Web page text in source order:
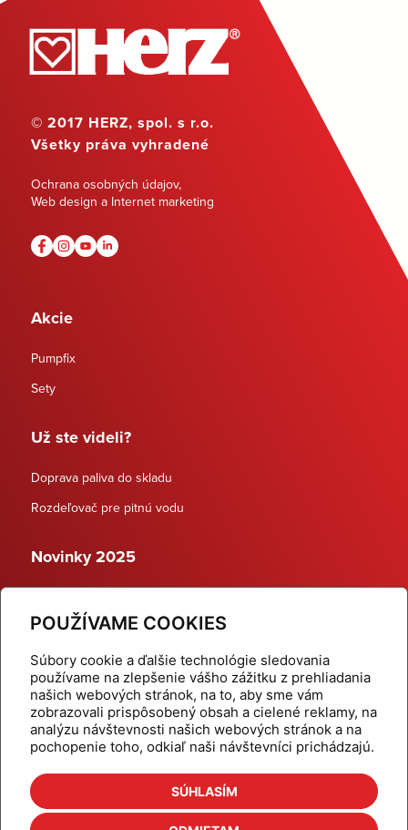
POUŽÍVAME COOKIES
Súbory cookie a ďalšie technológie sledovania
používame na zlepšenie vášho zážitku z prehliadania
našich webových stránok, na to, aby sme vám
zobrazovali prispôsobený obsah a cielené reklamy, na
analýzu návštevnosti našich webových stránok a na
pochopenie toho, odkiaľ naši návštevníci prichádzajú.
SÚHLASÍM
© 2017 HERZ, spol. s r.o.
Všetky práva vyhradené
Ochrana osobných údajov,
Web design a Internet marketing
Akcie
Pumpfix
Sety
Už ste videli?
Doprava paliva do skladu
Rozdeľovač pre pitnú vodu
Novinky 2025
Dynamické termostatické ventily
Domov
Produkty
Aktuality
Odber šikovné tipy
Kalkulačky
Cenníky
Na stiahnutie
Referencie